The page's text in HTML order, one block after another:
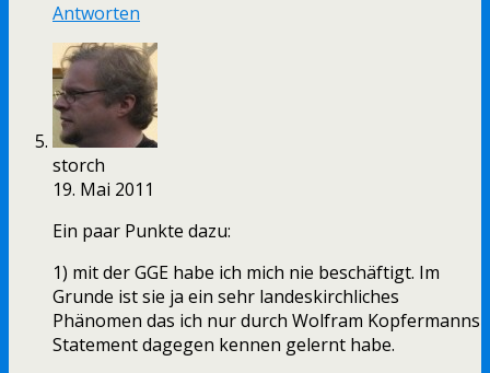
Antworten
storch
19. Mai 2011
Ein paar Punkte dazu:
1) mit der GGE habe ich mich nie beschäftigt. Im
Grunde ist sie ja ein sehr landeskirchliches
Phänomen das ich nur durch Wolfram Kopfermanns
Statement dagegen kennen gelernt habe.